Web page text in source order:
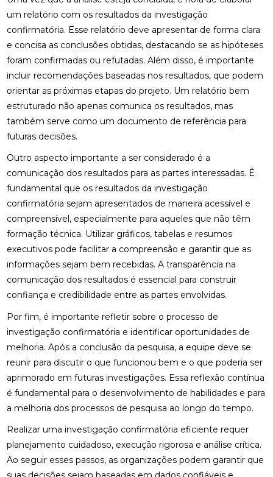
um relatório com os resultados da investigação
confirmatória. Esse relatório deve apresentar de forma clara
e concisa as conclusões obtidas, destacando se as hipóteses
foram confirmadas ou refutadas. Além disso, é importante
incluir recomendações baseadas nos resultados, que podem
orientar as próximas etapas do projeto. Um relatório bem
estruturado não apenas comunica os resultados, mas
também serve como um documento de referência para
futuras decisões.
Outro aspecto importante a ser considerado é a
comunicação dos resultados para as partes interessadas. É
fundamental que os resultados da investigação
confirmatória sejam apresentados de maneira acessível e
compreensível, especialmente para aqueles que não têm
formação técnica. Utilizar gráficos, tabelas e resumos
executivos pode facilitar a compreensão e garantir que as
informações sejam bem recebidas. A transparência na
comunicação dos resultados é essencial para construir
confiança e credibilidade entre as partes envolvidas.
Por fim, é importante refletir sobre o processo de
investigação confirmatória e identificar oportunidades de
melhoria. Após a conclusão da pesquisa, a equipe deve se
reunir para discutir o que funcionou bem e o que poderia ser
aprimorado em futuras investigações. Essa reflexão contínua
é fundamental para o desenvolvimento de habilidades e para
a melhoria dos processos de pesquisa ao longo do tempo.
Realizar uma investigação confirmatória eficiente requer
planejamento cuidadoso, execução rigorosa e análise crítica.
Ao seguir esses passos, as organizações podem garantir que